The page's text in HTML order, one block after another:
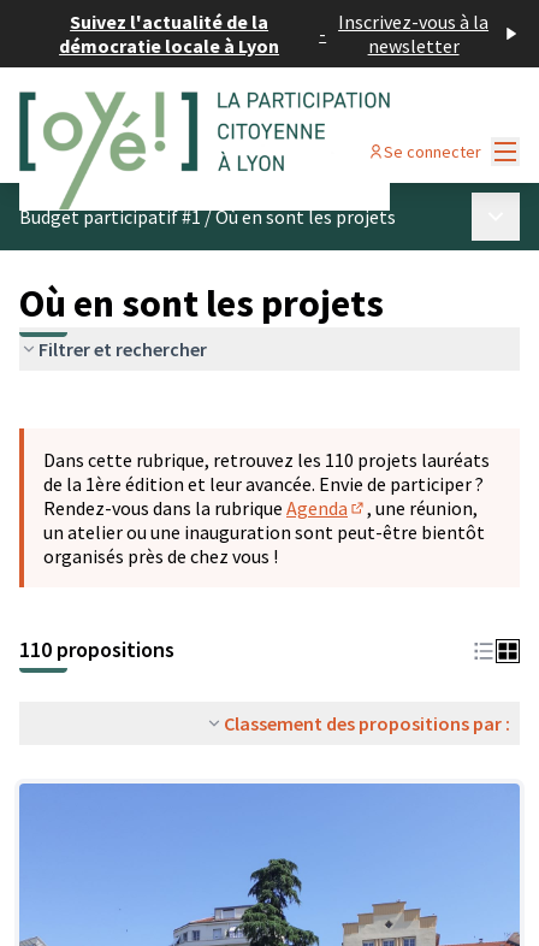
Suivez l'actualité de la
démocratie locale à Lyon
- Inscrivez-vous à la
newsletter
Se connecter
Budget participatif #1/Où en sont les projets
Où en sont les projets
Filtrer et rechercher
−
Dans cette rubrique, retrouvez les 110 projets lauréats
de la 1ère édition et leur avancée. Envie de participer ?
Rendez-vous dans la rubrique Agenda
(S'ouvre dans un
, une réunion,
un atelier ou une inauguration sont peut-être bientôt
organisés près de chez vous !
110 propositions
Classement des propositions par :